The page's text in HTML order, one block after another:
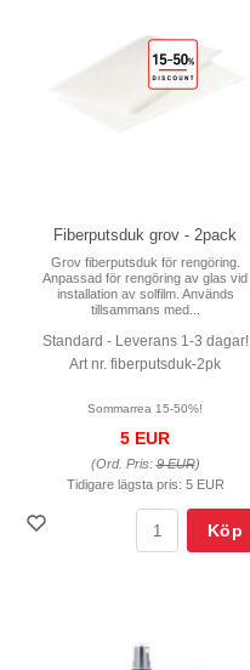
Fiberputsduk grov - 2pack
Grov fiberputsduk för rengöring.
Anpassad för rengöring av glas vid
installation av solfilm. Används
tillsammans med...
Standard - Leverans 1-3 dagar!
Art nr. fiberputsduk-2pk
Sommarrea 15-50%!
5 EUR
(Ord. Pris:9 EUR)
Tidigare lägsta pris: 5 EUR
Köp